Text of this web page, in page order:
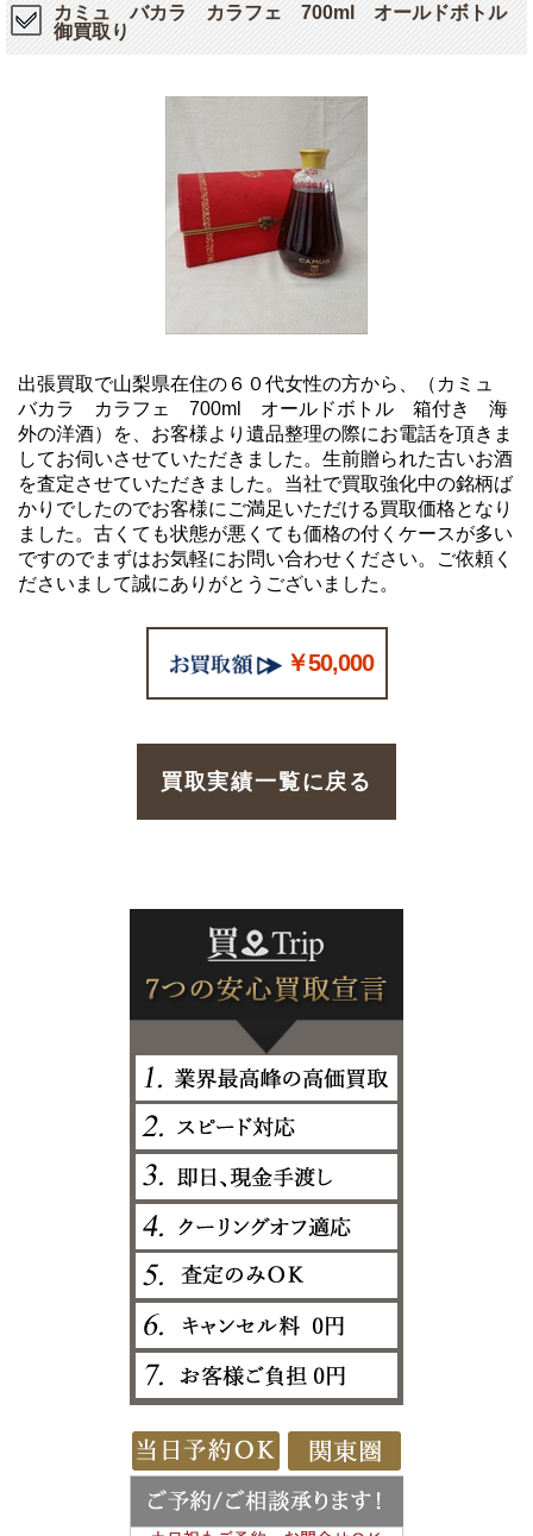
カミュ バカラ カラフェ 700ml オールドボトル
御買取り
出張買取で山梨県在住の６０代女性の方から、（カミュ
バカラ カラフェ 700ml オールドボトル 箱付き 海
外の洋酒）を、お客様より遺品整理の際にお電話を頂きま
してお伺いさせていただきました。生前贈られた古いお酒
を査定させていただきました。当社で買取強化中の銘柄ば
かりでしたのでお客様にご満足いただける買取価格となり
ました。古くても状態が悪くても価格の付くケースが多い
ですのでまずはお気軽にお問い合わせください。ご依頼く
ださいまして誠にありがとうございました。
￥50,000
買取実績一覧に戻る